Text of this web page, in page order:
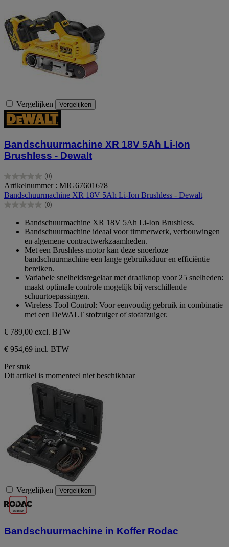
Vergelijken Vergelijken
Bandschuurmachine XR 18V 5Ah Li-Ion
Brushless - Dewalt
(0)
0.0
van
de
5
Artikelnummer : MIG67601678
Bandschuurmachine XR 18V 5Ah Li-Ion Brushless - Dewalt
(0)
0.0
sterren.
Bandschuurmachine XR 18V 5Ah Li-Ion Brushless.
Bandschuurmachine ideaal voor timmerwerk, verbouwingen
en algemene contractwerkzaamheden.
Met een Brushless motor kan deze snoerloze
bandschuurmachine een lange gebruiksduur en efficiëntie
bereiken.
Variabele snelheidsregelaar met draaiknop voor 25 snelheden:
maakt optimale controle mogelijk bij verschillende
schuurtoepassingen.
Wireless Tool Control: Voor eenvoudig gebruik in combinatie
met een DeWALT stofzuiger of stofafzuiger.
€ 789,00 excl. BTW
€ 954,69 incl. BTW
Per stuk
Dit artikel is momenteel niet beschikbaar
Vergelijken Vergelijken
Bandschuurmachine in Koffer Rodac